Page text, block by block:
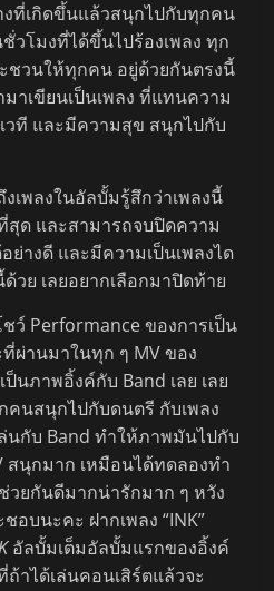
ที่เกิดขึ้นแล้วสนุกไปกับทุกคน
วโมงที่ได้ขึ้นไปร้องเพลง ทุก
ชวนให้ทุกคน อยู่ด้วยกันตรงนี้
าเขียนเป็นเพลง ที่แทนความ
วที และมีความสุข สนุกไปกับ
งเพลงในอัลบั้มรู้สึกว่าเพลงนี้
สุด และสามารถจบปิดความ
างดี และมีความเป็นเพลงได
ย เลยอยากเลือกมาปิดท้าย
ว์ Performance ของการเป็น
ผ่านมาในทุก ๆ MV ของ
นภาพอิ้งค์กับ Band เลย เลย
คนสนุกไปกับดนตรี กับเพลง
นกับ Band ทำให้ภาพมันไปกับ
สนุกมาก เหมือนได้ทดลองทำ
ยกันดีมากน่ารักมาก ๆ หวัง
อบนะคะ ฝากเพลง “INK”
อัลบั้มเต็มอัลบั้มแรกของอิ้งค์
าได้เล่นคอนเสิร์ตแล้วจะ